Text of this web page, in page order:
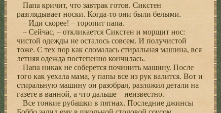
Папа кричит, что завтрак готов. Сикстен
разглядывает носки. Когда-то они были белыми.
– Иди скорее! – торопит папа.
– Сейчас, – откликается Сикстен и морщит нос:
чистой одежды не осталось совсем. И получистой
тоже. С тех пор как сломалась стиральная машина, вся
летняя одежда постепенно кончилась.
Папа никак не соберется починить машину. После
того как уехала мама, у папы все из рук валится. Вот и
стиральную машину он разобрал, разложил детали на
газете в ванной, а что дальше – неизвестно.
Все тонкие рубашки в пятнах. Последние джинсы